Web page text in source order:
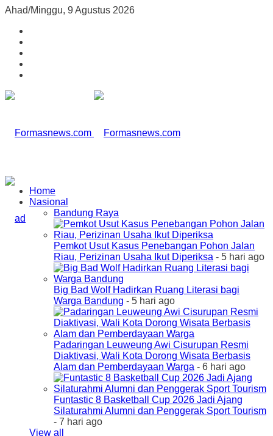
Ahad/Minggu, 9 Agustus 2026
Home
Nasional
Bandung Raya
Pemkot Usut Kasus Penebangan Pohon Jalan
Riau, Perizinan Usaha Ikut Diperiksa - 5 hari ago
Big Bad Wolf Hadirkan Ruang Literasi bagi
Warga Bandung - 5 hari ago
Padaringan Leuweung Awi Cisurupan Resmi
Diaktivasi, Wali Kota Dorong Wisata Berbasis
Alam dan Pemberdayaan Warga - 6 hari ago
Funtastic 8 Basketball Cup 2026 Jadi Ajang
Silaturahmi Alumni dan Penggerak Sport Tourism
- 7 hari ago
View all